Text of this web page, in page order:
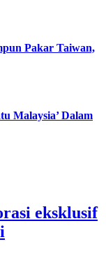
Pakar Taiwan,
Malaysia’ Dalam
eksklusif